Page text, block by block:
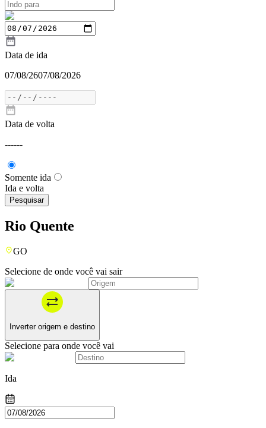
Data de ida
07/08/2607/08/2026
Data de volta
------
Somente ida
Ida e volta
Pesquisar
Rio Quente
GO
Selecione de onde você vai sair
Inverter origem e destino
Selecione para onde você vai
Ida